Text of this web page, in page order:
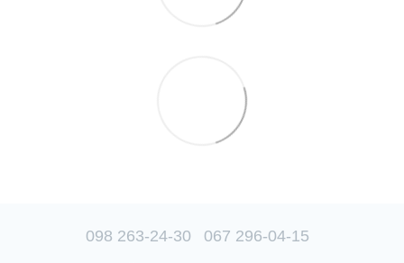
098 263-24-30 067 296-04-15